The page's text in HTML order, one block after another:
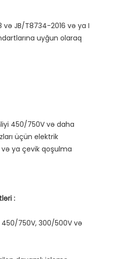
və JB/T8734-2016 və ya I
uyğun olaraq
450/750V və daha
üçün elektrik
ya çevik qoşulma
750V, 300/500V və